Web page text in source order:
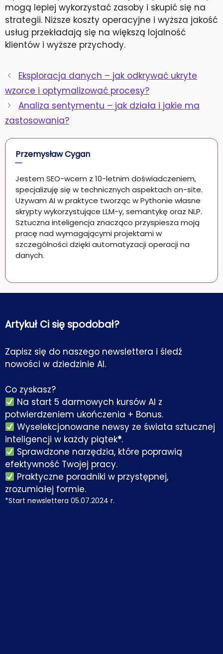
mogą lepiej wykorzystać zasoby i skupić się na
strategii. Niższe koszty operacyjne i wyższa jakość
usług przekładają się na większą lojalność
klientów i wyższe przychody.
Eksploracja danych – jak odkrywać ukryte
wzorce i optymalizować procesy?
Analiza sentymentu – jak działa i jakie ma
zastosowania?
Przemysław Cygan
Jestem SEO-wcem z 10-letnim doświadczeniem,
specjalizuję się w technicznych aspektach on-site.
Używam AI w praktyce tworząc w Pythonie własne
skrypty wykorzystujące LLM-y, semantykę oraz NLP.
Sztuczna inteligencja znacząco przyspiesza moją
pracę nad wymagającymi projektami w
szczególności dzięki automatyzacji operacji na
danych.
Artykuł Ci się spodobał?
Zapisz się do naszego newslettera i śledź
nowości w dziedzinie AI.
Co zyskasz?
Na start 5 darmowych kursów AI z
potwierdzeniem ukończenia + Bonus.
Wyselekcjonowane newsy ze świata sztucznej
inteligencji w każdy piątek*.
Sprawdzone narzędzia, które poprawią
efektywność Twojej pracy.
Praktyczne poradniki w przystępnej,
zrozumiałej formie.
*Start newslettera 05.07.2024 r.